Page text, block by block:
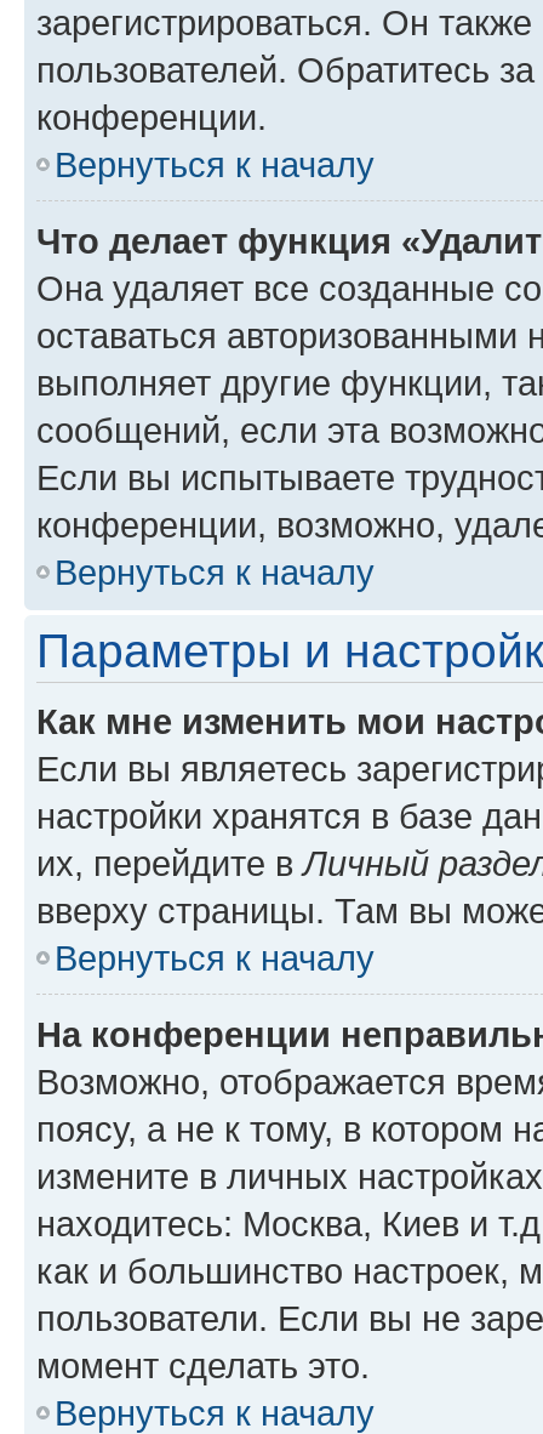
зарегистрироваться. Он
пользователей. Обратитесь
конференции.
Вернуться к началу
Что делает функция
Она удаляет все созданные
оставаться авторизованными
выполняет другие функции,
сообщений, если эта
Если вы испытываете
конференции, возможно,
Вернуться к началу
Параметры и
Как мне изменить мои
Если вы являетесь
настройки хранятся в базе
их, перейдите вЛичный
вверху страницы. Там вы
Вернуться к началу
На конференции
Возможно, отображается
поясу, а не к тому, в котором
измените в личных
находитесь: Москва, Киев и
как и большинство настроек,
пользователи. Если вы не
момент сделать это.
Вернуться к началу